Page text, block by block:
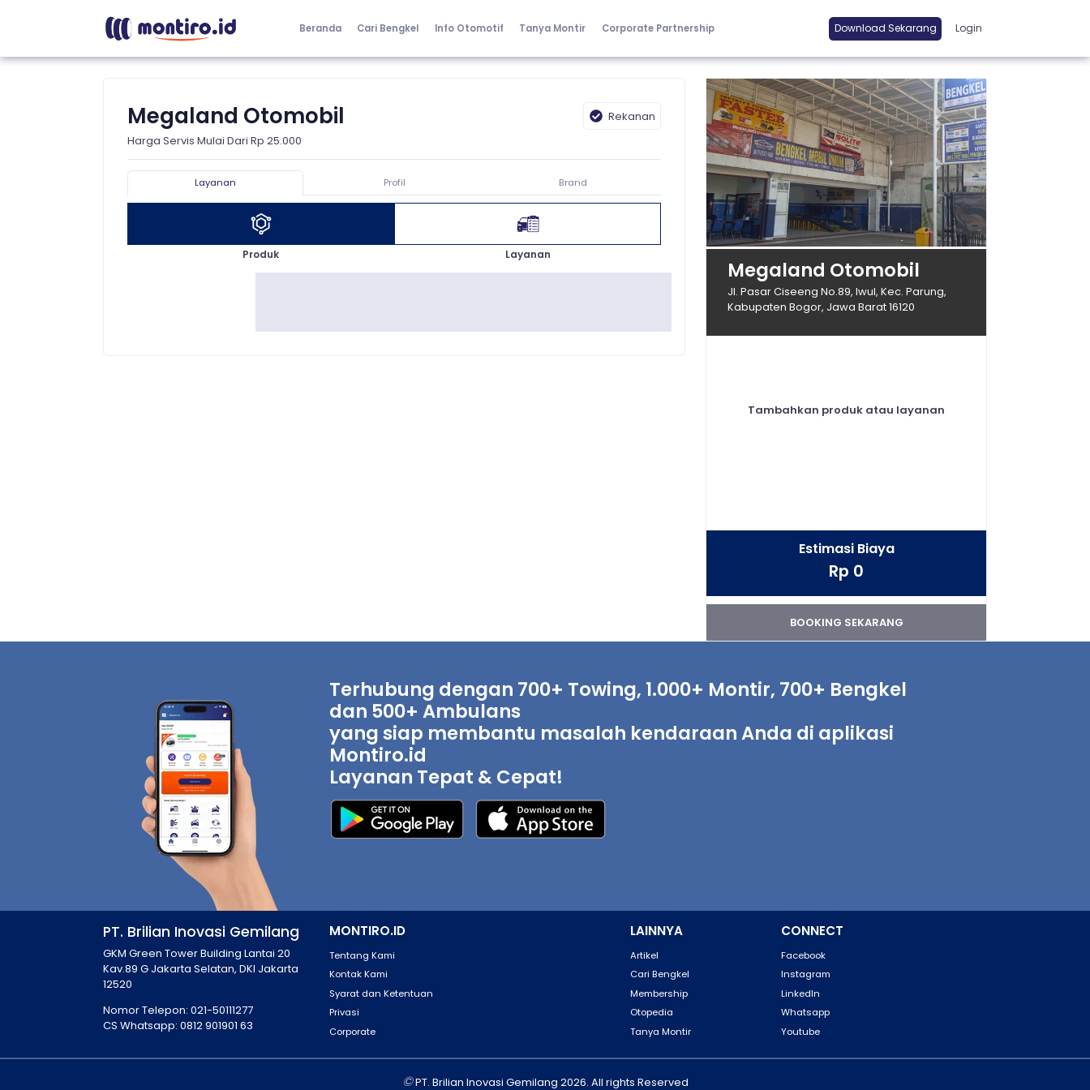
Beranda Cari Bengkel Info Otomotif Tanya Montir Corporate Partnership Download Sekarang Login
Megaland Otomobil
Rekanan
Harga Servis Mulai Dari Rp 25.000
Layanan Profil Brand
Produk Layanan
Megaland Otomobil
Jl. Pasar Ciseeng No.89, Iwul, Kec. Parung,
Kabupaten Bogor, Jawa Barat 16120
Tambahkan produk atau layanan
Estimasi Biaya
Rp 0
BOOKING SEKARANG
Terhubung dengan 700+ Towing, 1.000+ Montir, 700+ Bengkel
dan 500+ Ambulans
yang siap membantu masalah kendaraan Anda di aplikasi
Montiro.id
Layanan Tepat & Cepat!
PT. Brilian Inovasi Gemilang
GKM Green Tower Building Lantai 20
Kav.89 G Jakarta Selatan, DKI Jakarta
12520
Nomor Telepon: 021-50111277
CS Whatsapp: 0812 901901 63
MONTIRO.ID
Tentang Kami
Kontak Kami
Syarat dan Ketentuan
Privasi
Corporate
LAINNYA
Artikel
Cari Bengkel
Membership
Otopedia
Tanya Montir
CONNECT
Facebook
Instagram
LinkedIn
Whatsapp
Youtube
©PT. Brilian Inovasi Gemilang 2026. All rights Reserved